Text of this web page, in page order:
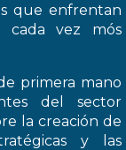
que enfrentan
cada vez mós
primera mano
del sector
la creación de
y las